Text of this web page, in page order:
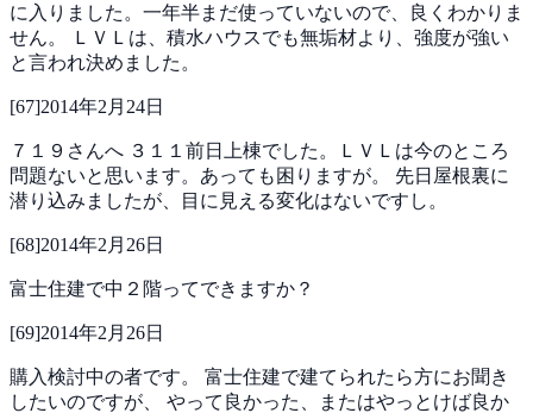
に入りました。一年半まだ使っていないので、良くわかりま
せん。
ＬＶＬは、積水ハウスでも無垢材より、強度が強い
と言われ決めました。
[67]2014年2月24日
７１９さんへ ３１１前日上棟でした。ＬＶＬは今のところ
問題ないと思います。あっても困りますが。 先日屋根裏に
潜り込みましたが、目に見える変化はないですし。
[68]2014年2月26日
富士住建で中２階ってできますか？
[69]2014年2月26日
購入検討中の者です。 富士住建で建てられたら方にお聞き
したいのですが、 やって良かった、またはやっとけば良か